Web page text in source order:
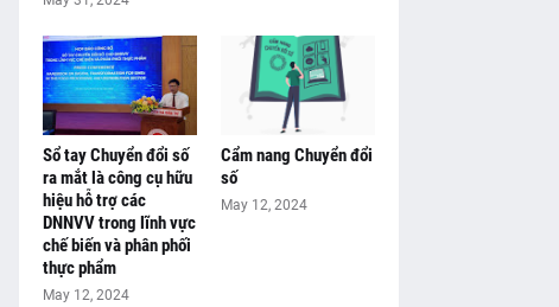
Sổ tay Chuyển đổi số
ra mắt là công cụ hữu
hiệu hỗ trợ các
DNNVV trong lĩnh vực
chế biến và phân phối
thực phẩm
May 12, 2024
Cẩm nang Chuyển đổi
số
May 12, 2024